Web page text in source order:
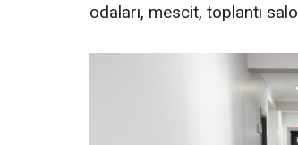
odaları, mescit, toplantı